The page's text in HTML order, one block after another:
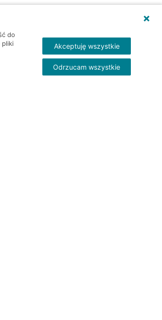
do
Akceptuję wszystkie
Odrzucam wszystkie